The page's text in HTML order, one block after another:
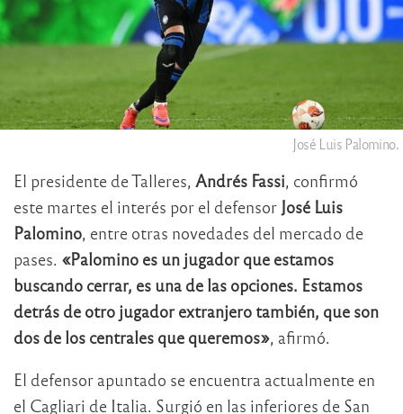
José Luis Palomino.
El presidente de Talleres, Andrés Fassi, confirmó
este martes el interés por el defensor José Luis
Palomino, entre otras novedades del mercado de
pases. «Palomino es un jugador que estamos
buscando cerrar, es una de las opciones. Estamos
detrás de otro jugador extranjero también, que son
dos de los centrales que queremos», afirmó.
El defensor apuntado se encuentra actualmente en
el Cagliari de Italia. Surgió en las inferiores de San